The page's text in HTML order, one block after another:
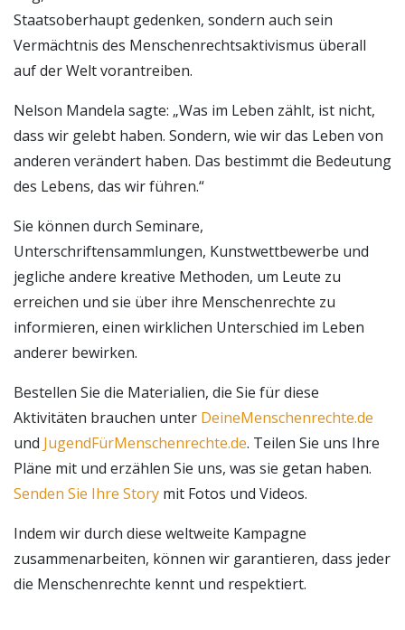
Staatsoberhaupt gedenken, sondern auch sein
Vermächtnis des Menschenrechtsaktivismus überall
auf der Welt vorantreiben.
Nelson Mandela sagte: „Was im Leben zählt, ist nicht,
dass wir gelebt haben. Sondern, wie wir das Leben von
anderen verändert haben. Das bestimmt die Bedeutung
des Lebens, das wir führen.“
Sie können durch Seminare,
Unterschriftensammlungen, Kunstwettbewerbe und
jegliche andere kreative Methoden, um Leute zu
erreichen und sie über ihre Menschenrechte zu
informieren, einen wirklichen Unterschied im Leben
anderer bewirken.
Bestellen Sie die Materialien, die Sie für diese
Aktivitäten brauchen unter DeineMenschenrechte.de
und JugendFürMenschenrechte.de. Teilen Sie uns Ihre
Pläne mit und erzählen Sie uns, was sie getan haben.
Senden Sie Ihre Story mit Fotos und Videos.
Indem wir durch diese weltweite Kampagne
zusammenarbeiten, können wir garantieren, dass jeder
die Menschenrechte kennt und respektiert.